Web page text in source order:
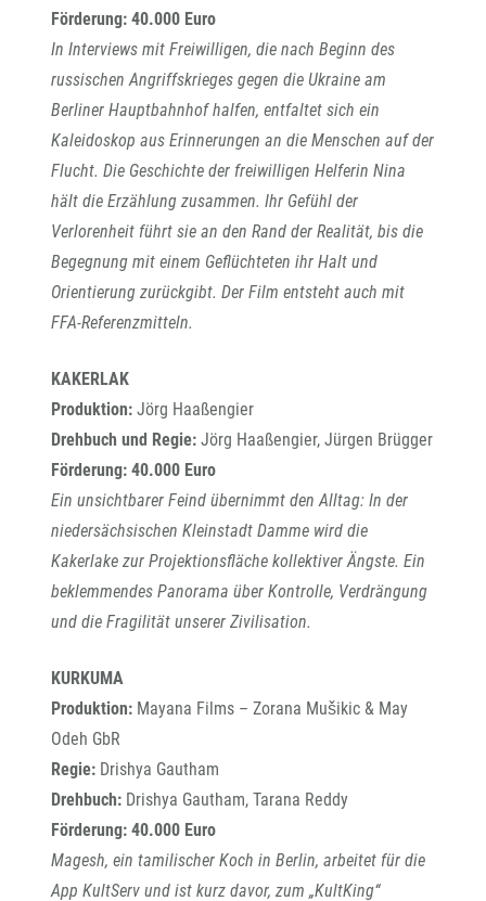
Förderung: 40.000 Euro
In Interviews mit Freiwilligen, die nach Beginn des
russischen Angriffskrieges gegen die Ukraine am
Berliner Hauptbahnhof halfen, entfaltet sich ein
Kaleidoskop aus Erinnerungen an die Menschen auf der
Flucht. Die Geschichte der freiwilligen Helferin Nina
hält die Erzählung zusammen. Ihr Gefühl der
Verlorenheit führt sie an den Rand der Realität, bis die
Begegnung mit einem Geflüchteten ihr Halt und
Orientierung zurückgibt. Der Film entsteht auch mit
FFA-Referenzmitteln.
KAKERLAK
Produktion: Jörg Haaßengier
Drehbuch und Regie: Jörg Haaßengier, Jürgen Brügger
Förderung: 40.000 Euro
Ein unsichtbarer Feind übernimmt den Alltag: In der
niedersächsischen Kleinstadt Damme wird die
Kakerlake zur Projektionsfläche kollektiver Ängste. Ein
beklemmendes Panorama über Kontrolle, Verdrängung
und die Fragilität unserer Zivilisation.
KURKUMA
Produktion: Mayana Films – Zorana Mušikic & May
Odeh GbR
Regie: Drishya Gautham
Drehbuch: Drishya Gautham, Tarana Reddy
Förderung: 40.000 Euro
Magesh, ein tamilischer Koch in Berlin, arbeitet für die
App KultServ und ist kurz davor, zum „KultKing“